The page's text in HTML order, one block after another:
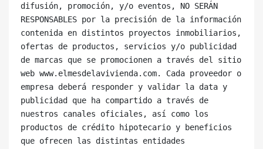
difusión, promoción, y/o eventos, NO SERÁN
RESPONSABLES por la precisión de la información
contenida en distintos proyectos inmobiliarios,
ofertas de productos, servicios y/o publicidad
de marcas que se promocionen a través del sitio
web www.elmesdelavivienda.com. Cada proveedor o
empresa deberá responder y validar la data y
publicidad que ha compartido a través de
nuestros canales oficiales, así como los
productos de crédito hipotecario y beneficios
que ofrecen las distintas entidades